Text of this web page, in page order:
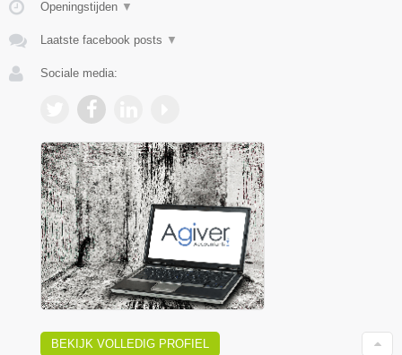
Openingstijden ▼
Laatste facebook posts ▼
Sociale media:
BEKIJK VOLLEDIG PROFIEL